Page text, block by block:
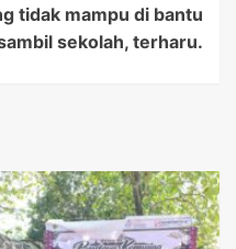
tidak mampu di bantu
sekolah, terharu.